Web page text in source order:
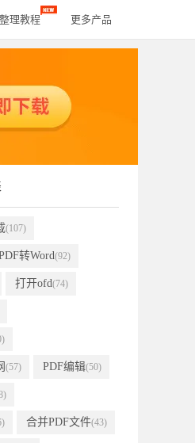
理教程 更多产品
(107)
转Word(92)
打开ofd(74)
(57) PDF编辑(50)
合并PDF文件(43)